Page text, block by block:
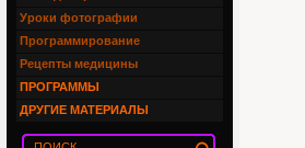
Уроки фотографии
Программирование
Рецепты медицины
ПРОГРАММЫ
ДРУГИЕ МАТЕРИАЛЫ